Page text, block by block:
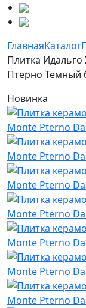
ГлавнаяКаталог
Плитка
Птерно Темный
Новинка